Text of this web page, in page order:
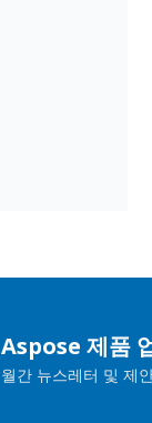
Aspose 제품
월간 뉴스레터 및 제